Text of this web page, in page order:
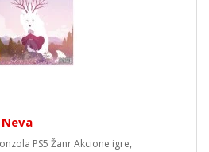
PS5 Žanr Akcione igre,